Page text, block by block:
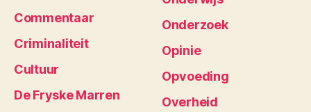
Commentaar
Criminaliteit
Cultuur
De Fryske Marren
Onderzoek
Opinie
Opvoeding
Overheid